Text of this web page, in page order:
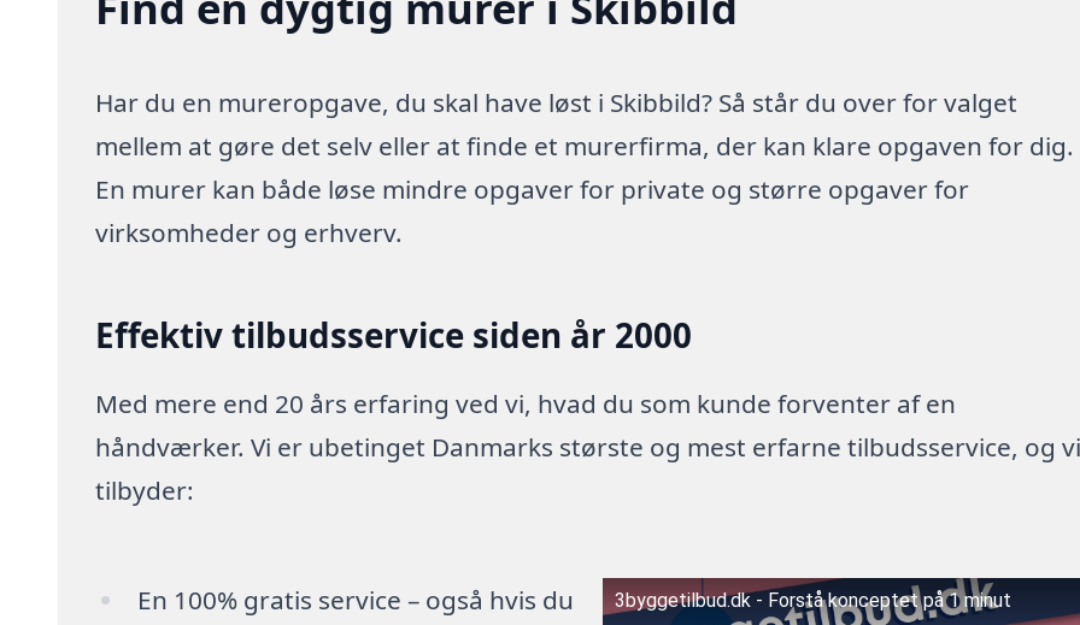
Har du en mureropgave, du skal have løst i Skibbild? Så står du over for valget
mellem at gøre det selv eller at finde et murerfirma, der kan klare opgaven for dig.
En murer kan både løse mindre opgaver for private og større opgaver for
virksomheder og erhverv.
Effektiv tilbudsservice siden år 2000
Med mere end 20 års erfaring ved vi, hvad du som kunde forventer af en
håndværker. Vi er ubetinget Danmarks største og mest erfarne tilbudsservice, og
tilbyder:
En 100% gratis service – også hvis du
3byggetilbud.dk - Forstå konceptet på 1 minut